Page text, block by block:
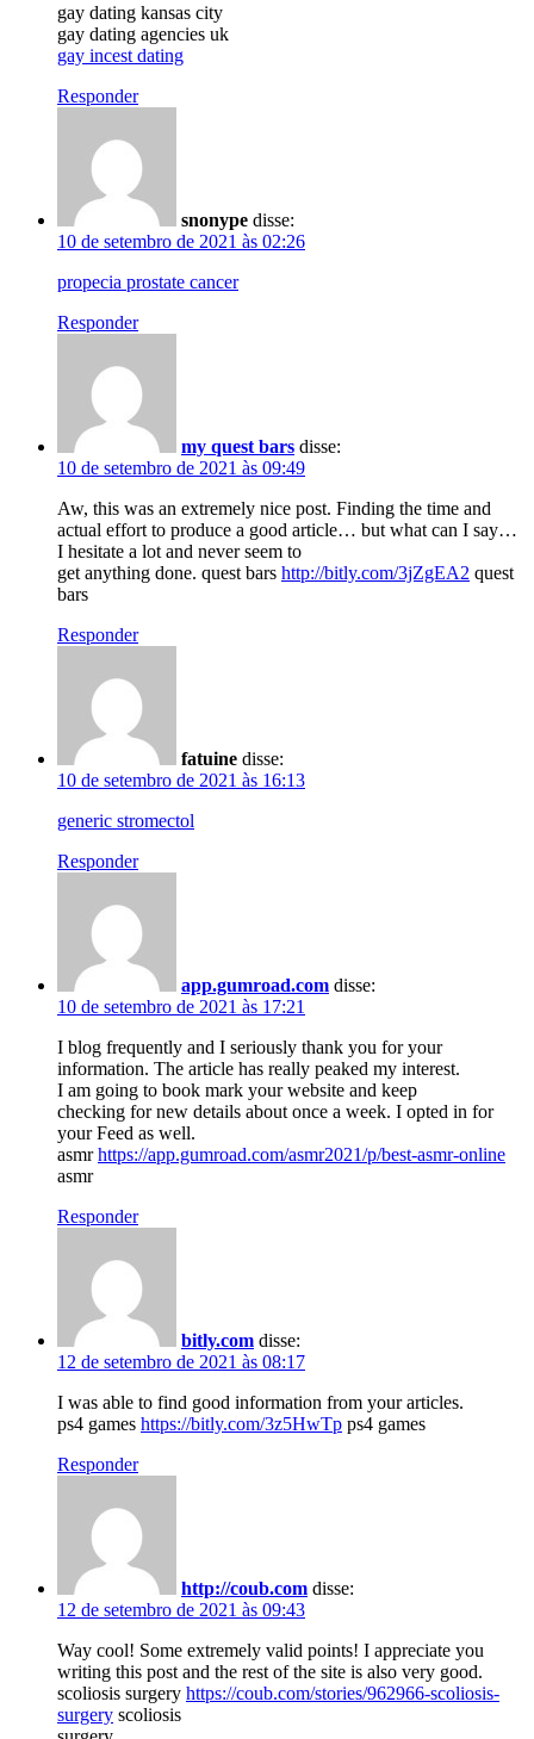
gay dating kansas city
gay dating agencies uk
gay incest dating
Responder
snonype disse:
10 de setembro de 2021 às 02:26
propecia prostate cancer
Responder
my quest bars disse:
10 de setembro de 2021 às 09:49
Aw, this was an extremely nice post. Finding the time and
actual effort to produce a good article… but what can I say…
I hesitate a lot and never seem to
get anything done. quest bars http://bitly.com/3jZgEA2 quest
bars
Responder
fatuine disse:
10 de setembro de 2021 às 16:13
generic stromectol
Responder
app.gumroad.com disse:
10 de setembro de 2021 às 17:21
I blog frequently and I seriously thank you for your
information. The article has really peaked my interest.
I am going to book mark your website and keep
checking for new details about once a week. I opted in for
your Feed as well.
asmrhttps://app.gumroad.com/asmr2021/p/best-asmr-online
asmr
Responder
bitly.com disse:
12 de setembro de 2021 às 08:17
I was able to find good information from your articles.
ps4 games https://bitly.com/3z5HwTp ps4 games
Responder
http://coub.com disse:
12 de setembro de 2021 às 09:43
Way cool! Some extremely valid points! I appreciate you
writing this post and the rest of the site is also very good.
scoliosis surgery https://coub.com/stories/962966-scoliosis-
surgery scoliosis